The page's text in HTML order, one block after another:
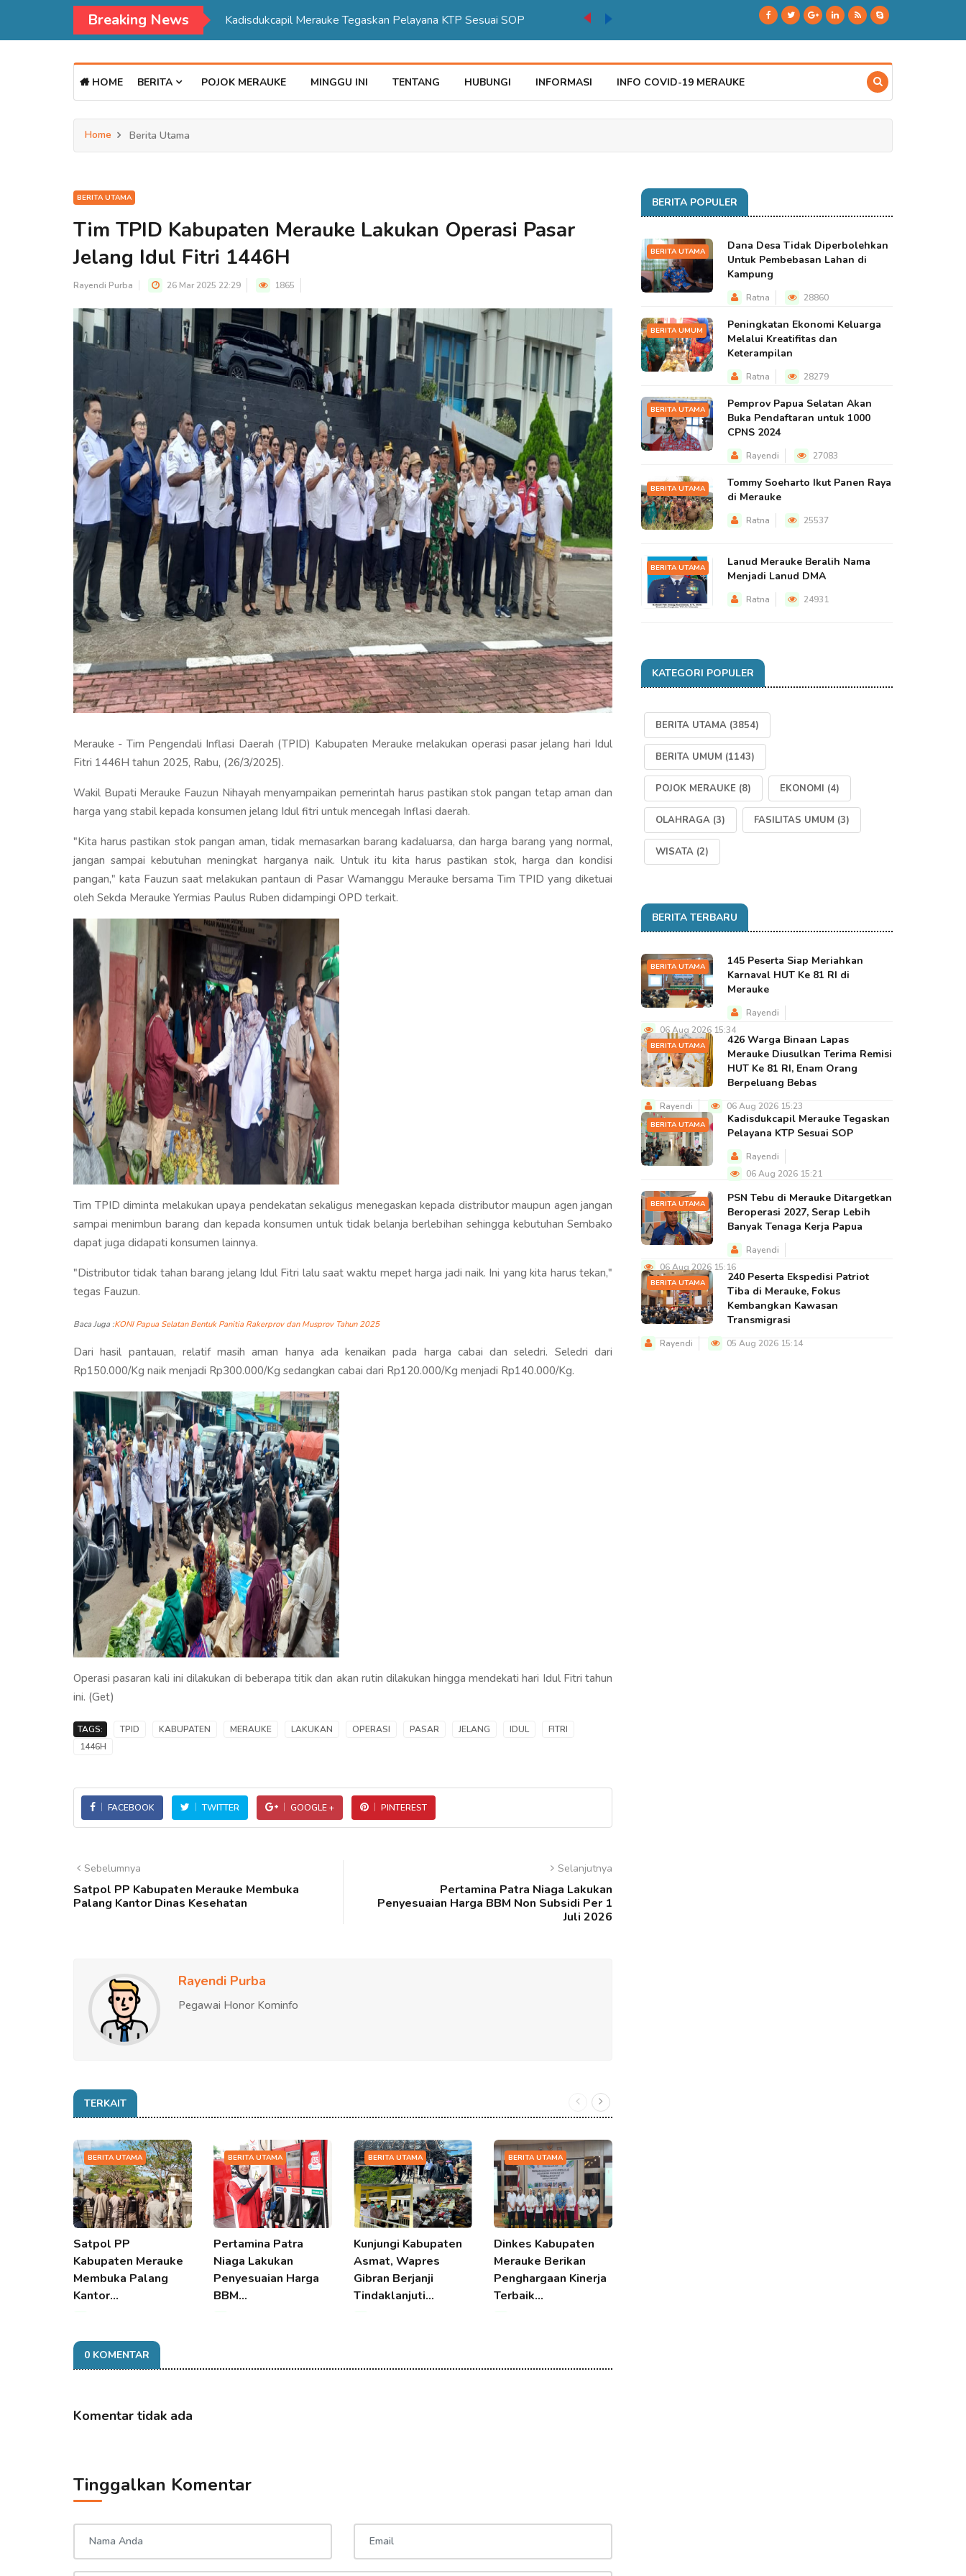
Breaking News Kadisdukcapil Merauke Tegaskan Pelayana KTP Sesuai SOP
HOME BERITA POJOK MERAUKE MINGGU INI TENTANG HUBUNGI INFORMASI INFO COVID-19 MERAUKE
Home Berita Utama
BERITA UTAMA
Tim TPID Kabupaten Merauke Lakukan Operasi Pasar
Jelang Idul Fitri 1446H
Rayendi Purba 26 Mar 2025 22:29 1865
Merauke - Tim Pengendali Inflasi Daerah (TPID) Kabupaten Merauke melakukan operasi pasar jelang hari Idul
Fitri 1446H tahun 2025, Rabu, (26/3/2025).
Wakil Bupati Merauke Fauzun Nihayah menyampaikan pemerintah harus pastikan stok pangan tetap aman dan
harga yang stabil kepada konsumen jelang Idul fitri untuk mencegah Inflasi daerah.
"Kita harus pastikan stok pangan aman, tidak memasarkan barang kadaluarsa, dan harga barang yang normal,
jangan sampai kebutuhan meningkat harganya naik. Untuk itu kita harus pastikan stok, harga dan kondisi
pangan," kata Fauzun saat melakukan pantaun di Pasar Wamanggu Merauke bersama Tim TPID yang diketuai
oleh Sekda Merauke Yermias Paulus Ruben didampingi OPD terkait.
Tim TPID diminta melakukan upaya pendekatan sekaligus menegaskan kepada distributor maupun agen jangan
sampai menimbun barang dan kepada konsumen untuk tidak belanja berlebihan sehingga kebutuhan Sembako
dapat juga didapati konsumen lainnya.
"Distributor tidak tahan barang jelang Idul Fitri lalu saat waktu mepet harga jadi naik. Ini yang kita harus tekan,"
tegas Fauzun.
Baca Juga :KONI Papua Selatan Bentuk Panitia Rakerprov dan Musprov Tahun 2025
Dari hasil pantauan, relatif masih aman hanya ada kenaikan pada harga cabai dan seledri. Seledri dari
Rp150.000/Kg naik menjadi Rp300.000/Kg sedangkan cabai dari Rp120.000/Kg menjadi Rp140.000/Kg.
Operasi pasaran kali ini dilakukan di beberapa titik dan akan rutin dilakukan hingga mendekati hari Idul Fitri tahun
ini. (Get)
TAGS: TPID KABUPATEN MERAUKE LAKUKAN OPERASI PASAR JELANG IDUL
FITRI
1446H
FACEBOOK TWITTER GOOGLE + PINTEREST
Sebelumnya
Satpol PP Kabupaten Merauke Membuka
Palang Kantor Dinas Kesehatan
Selanjutnya
Pertamina Patra Niaga Lakukan
Penyesuaian Harga BBM Non Subsidi Per 1
Juli 2026
Rayendi Purba
Pegawai Honor Kominfo
TERKAIT
BERITA UTAMA
Satpol PP
Kabupaten Merauke
Membuka Palang
Kantor…
BERITA UTAMA
Pertamina Patra
Niaga Lakukan
Penyesuaian Harga
BBM…
BERITA UTAMA
Kunjungi Kabupaten
Asmat, Wapres
Gibran Berjanji
Tindaklanjuti…
BERITA UTAMA
Dinkes Kabupaten
Merauke Berikan
Penghargaan Kinerja
Terbaik…
0 KOMENTAR
Komentar tidak ada
Tinggalkan Komentar
BERITA POPULER
BERITA UTAMA
Dana Desa Tidak Diperbolehkan
Untuk Pembebasan Lahan di
Kampung
Ratna 28860
BERITA UMUM
Peningkatan Ekonomi Keluarga
Melalui Kreatifitas dan
Keterampilan
Ratna 28279
BERITA UTAMA
Pemprov Papua Selatan Akan
Buka Pendaftaran untuk 1000
CPNS 2024
Rayendi 27083
BERITA UTAMA
Tommy Soeharto Ikut Panen Raya
di Merauke
Ratna 25537
BERITA UTAMA
Lanud Merauke Beralih Nama
Menjadi Lanud DMA
Ratna 24931
KATEGORI POPULER
BERITA UTAMA (3854)
BERITA UMUM (1143)
POJOK MERAUKE (8) EKONOMI (4)
OLAHRAGA (3) FASILITAS UMUM (3)
WISATA (2)
BERITA TERBARU
BERITA UTAMA
145 Peserta Siap Meriahkan
Karnaval HUT Ke 81 RI di
Merauke
Rayendi
06 Aug 2026 15:34
BERITA UTAMA
426 Warga Binaan Lapas
Merauke Diusulkan Terima Remisi
HUT Ke 81 RI, Enam Orang
Berpeluang Bebas
Rayendi 06 Aug 2026 15:23
BERITA UTAMA
Kadisdukcapil Merauke Tegaskan
Pelayana KTP Sesuai SOP
Rayendi
06 Aug 2026 15:21
BERITA UTAMA
PSN Tebu di Merauke Ditargetkan
Beroperasi 2027, Serap Lebih
Banyak Tenaga Kerja Papua
Rayendi
06 Aug 2026 15:16
BERITA UTAMA
240 Peserta Ekspedisi Patriot
Tiba di Merauke, Fokus
Kembangkan Kawasan
Transmigrasi
Rayendi 05 Aug 2026 15:14